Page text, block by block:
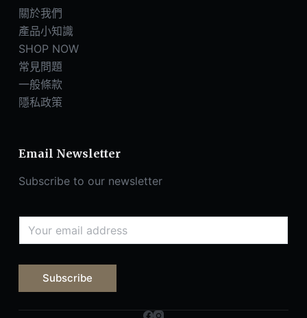
關於我們
產品小知識
SHOP NOW
常見問題
一般條款
隱私政策
Email Newsletter
Subscribe to our newsletter
Subscribe